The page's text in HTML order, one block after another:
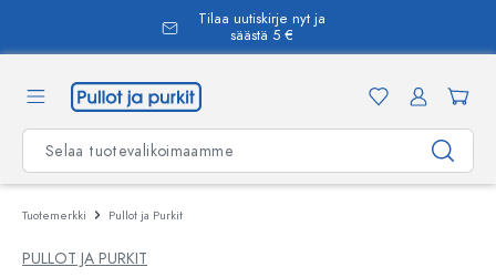
Tilaa uutiskirje nyt ja
säästä 5 €
Tuotemerkki Pullot ja Purkit
PULLOT JA PURKIT